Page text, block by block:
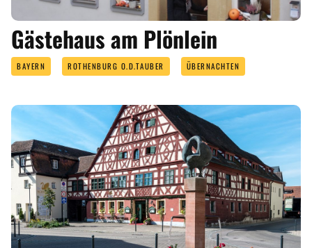
Gästehaus am Plönlein
BAYERN ROTHENBURG O.D.TAUBER ÜBERNACHTEN